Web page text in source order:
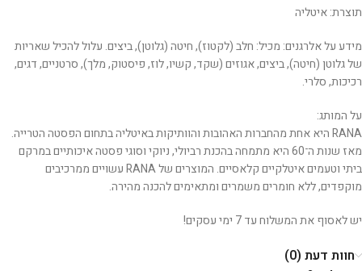
תוצרת: איטליה
מידע על אלרגנים: מכיל: חלב (לקטוז), חיטה (גלוטן), ביצים. עלול להכיל שאריות
של גלוטן (חיטה), ביצים, אגוזים (שקד, קשיו, לוז, פיסטוק, מלך), סרטניים, דגים,
רכיכות, סלרי.
על המותג:
RANA היא אחת מהחברות האהובות והוותיקות באיטליה בתחום הפסטה הטרייה.
מאז שנות ה־60 היא מתמחה בהכנת רביולי, ניוקי וסוגי פסטה איכותיים במרקם
ביתי וטעמים איטלקיים קלאסיים. המוצרים של RANA עשויים ממרכיבים
מוקפדים, ללא חומרים משמרים ומתאימים להכנה מהירה.
יש לאסוף את המשלוח עד 7 ימי עסקים!
חוות דעת (0)